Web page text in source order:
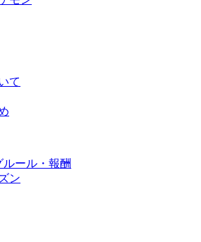
て
ール・報酬
ン